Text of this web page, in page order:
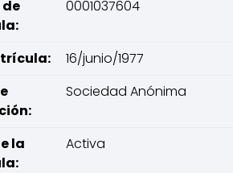
0001037604
16/junio/1977
Sociedad Anónima
la
Activa